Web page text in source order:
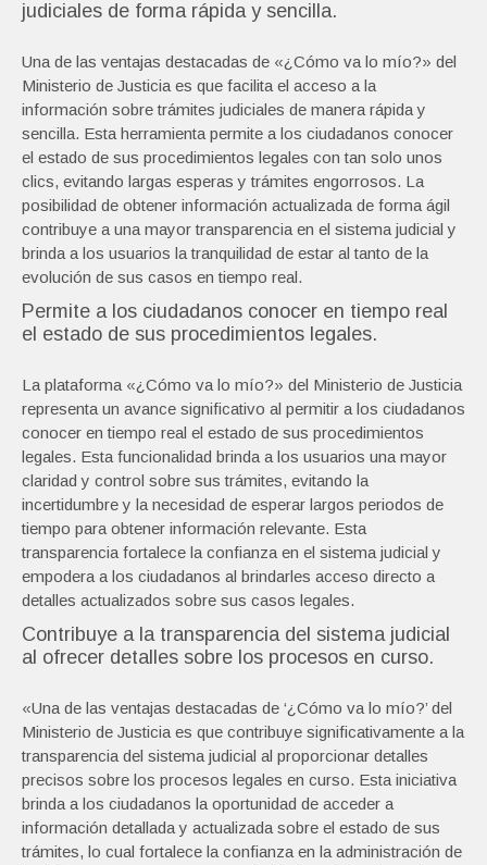
judiciales de forma rápida y sencilla.
Una de las ventajas destacadas de «¿Cómo va lo mío?» del
Ministerio de Justicia es que facilita el acceso a la
información sobre trámites judiciales de manera rápida y
sencilla. Esta herramienta permite a los ciudadanos conocer
el estado de sus procedimientos legales con tan solo unos
clics, evitando largas esperas y trámites engorrosos. La
posibilidad de obtener información actualizada de forma ágil
contribuye a una mayor transparencia en el sistema judicial y
brinda a los usuarios la tranquilidad de estar al tanto de la
evolución de sus casos en tiempo real.
Permite a los ciudadanos conocer en tiempo real
el estado de sus procedimientos legales.
La plataforma «¿Cómo va lo mío?» del Ministerio de Justicia
representa un avance significativo al permitir a los ciudadanos
conocer en tiempo real el estado de sus procedimientos
legales. Esta funcionalidad brinda a los usuarios una mayor
claridad y control sobre sus trámites, evitando la
incertidumbre y la necesidad de esperar largos periodos de
tiempo para obtener información relevante. Esta
transparencia fortalece la confianza en el sistema judicial y
empodera a los ciudadanos al brindarles acceso directo a
detalles actualizados sobre sus casos legales.
Contribuye a la transparencia del sistema judicial
al ofrecer detalles sobre los procesos en curso.
«Una de las ventajas destacadas de ‘¿Cómo va lo mío?’ del
Ministerio de Justicia es que contribuye significativamente a la
transparencia del sistema judicial al proporcionar detalles
precisos sobre los procesos legales en curso. Esta iniciativa
brinda a los ciudadanos la oportunidad de acceder a
información detallada y actualizada sobre el estado de sus
trámites, lo cual fortalece la confianza en la administración de